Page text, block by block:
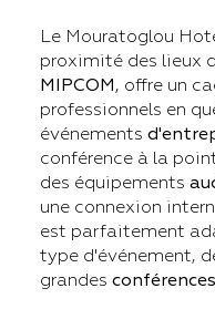
Le Mouratoglou
proximité des lieux
MIPCOM, offre un
professionnels en
événements
conférence à la
des équipements
une connexion
est parfaitement
type d'événement,
grandes conférences